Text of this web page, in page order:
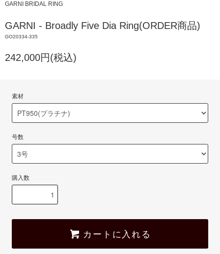
GARNI BRIDAL RING
GARNI - Broadly Five Dia Ring(ORDER商品)
GO20334-335
242,000円(税込)
素材
号数
購入数
カートに入れる